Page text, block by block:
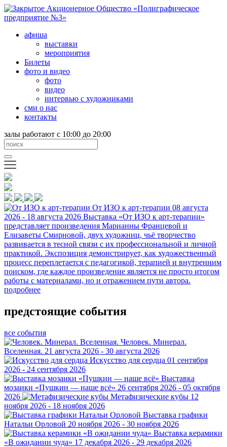
афиша
выставки
мероприятия
Билеты
фото и видео
фото
видео
интервью с художниками
сми о нас
контакты
залы работают с 10:00 до 20:00
От ИЗО к арт-терапии 08 августа
2026 - 18 августа 2026 Выставка «От ИЗО к арт-терапии»
представляет произведения Марианны Францевой и
Елизаветы Смирновой, двух художниц, чьё творчество
развивается в тесной связи с их профессиональной и личной
практикой. Экспозиция демонстрирует, как художественный
процесс переплетается с педагогикой, терапией и внутренним
поиском, где каждое произведение является не просто итогом
работы с материалами, но и отражением пути автора.
подробнее
предстоящие события
все события
Человек. Минерал.
Вселенная. 21 августа 2026 - 30 августа 2026
Искусство для сердца 01 сентября
2026 - 24 сентября 2026
Выставка
мозаики «Пушкин — наше всё» 26 сентября 2026 - 05 октября
2026
Метафизические кубы 12
ноября 2026 - 18 ноября 2026
Выставка графики
Натальи Орловой 20 ноября 2026 - 30 ноября 2026
Выставка керамики
«В ожидании чуда» 17 декабря 2026 - 29 декабря 2026